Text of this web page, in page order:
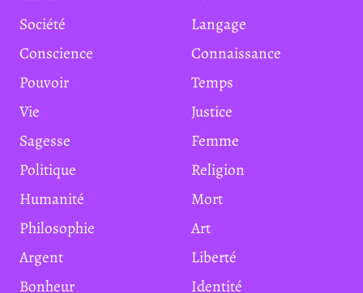
Société
Langage
Conscience
Connaissance
Pouvoir
Temps
Vie
Justice
Sagesse
Femme
Politique
Religion
Humanité
Mort
Philosophie
Art
Argent
Liberté
Bonheur
Identité